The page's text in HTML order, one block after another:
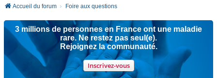
Accueil du forum Foire aux questions
3 millions de personnes en France ont une maladie
rare. Ne restez pas seul(e).
Rejoignez la communauté.
Inscrivez-vous